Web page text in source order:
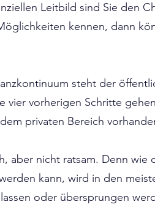
Leitbild sind Sie den
kennen, dann
steht der
vier vorherigen Schritte
privaten Bereich
aber nicht ratsam. Denn wie
kann, wird in den
oder übersprungen